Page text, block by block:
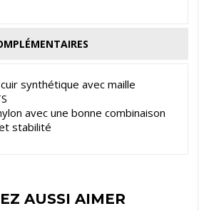
synthétique avec maille
avec une bonne combinaison
stabilité